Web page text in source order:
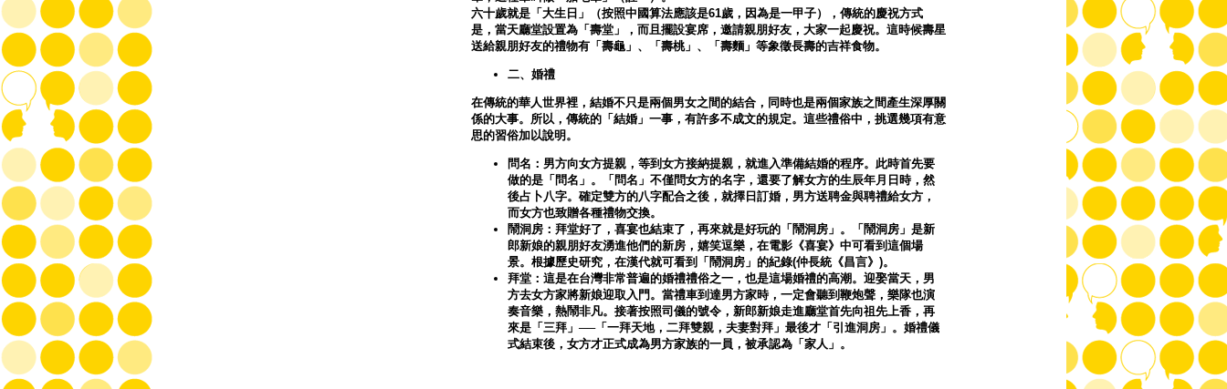
六十歲就是「大生日」（按照中國算法應該是61歲，因為是一甲子），傳統的慶祝方式
是，當天廳堂設置為「壽堂」，而且擺設宴席，邀請親朋好友，大家一起慶祝。這時候壽星
送給親朋好友的禮物有「壽龜」、「壽桃」、「壽麵」等象徵長壽的吉祥食物。
二、婚禮
在傳統的華人世界裡，結婚不只是兩個男女之間的結合，同時也是兩個家族之間產生深厚關
係的大事。所以，傳統的「結婚」一事，有許多不成文的規定。這些禮俗中，挑選幾項有意
思的習俗加以說明。
問名：男方向女方提親，等到女方接納提親，就進入準備結婚的程序。此時首先要
做的是「問名」。「問名」不僅問女方的名字，還要了解女方的生辰年月日時，然
後占卜八字。確定雙方的八字配合之後，就擇日訂婚，男方送聘金與聘禮給女方，
而女方也致贈各種禮物交換。
鬧洞房：拜堂好了，喜宴也結束了，再來就是好玩的「鬧洞房」。「鬧洞房」是新
郎新娘的親朋好友湧進他們的新房，嬉笑逗樂，在電影《喜宴》中可看到這個場
景。根據歷史研究，在漢代就可看到「鬧洞房」的紀錄(仲長統《昌言》)。
拜堂：這是在台灣非常普遍的婚禮禮俗之一，也是這場婚禮的高潮。迎娶當天，男
方去女方家將新娘迎取入門。當禮車到達男方家時，一定會聽到鞭炮聲，樂隊也演
奏音樂，熱鬧非凡。接著按照司儀的號令，新郎新娘走進廳堂首先向祖先上香，再
來是「三拜」──「一拜天地，二拜雙親，夫妻對拜」最後才「引進洞房」。婚禮儀
式結束後，女方才正式成為男方家族的一員，被承認為「家人」。